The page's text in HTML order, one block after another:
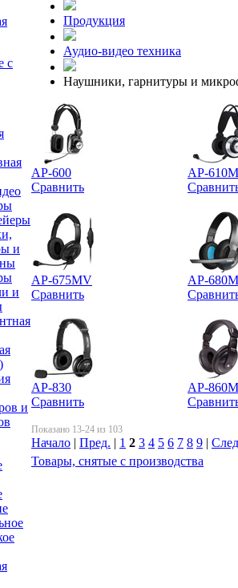
с
и
и
и
Продукция
Аудио-видео техника
Наушники, гарнитуры и
AP-600
Сравнить
AP-
AP-675MV
Сравнить
AP-
AP-830
Сравнить
AP-860M
Показано 13-24 из 103
Начало | Пред. | 1 2 3 4 5 6 7 8 9 |
Товары, снятые с производства